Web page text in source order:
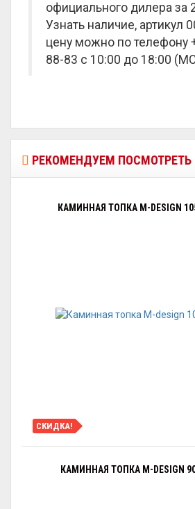
официального дилера за
Узнать наличие, артикул
цену можно по телефону
88-83 с 10:00 до 18:00
РЕКОМЕНДУЕМ ПОСМОТРЕТЬ
КАМИННАЯ ТОПКА M-DESIGN
СКИДКА!
КАМИННАЯ ТОПКА M-DESIGN